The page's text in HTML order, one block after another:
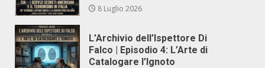
8 Luglio 2026
L’Archivio dell’Ispettore Di
Falco | Episodio 4: L’Arte di
Catalogare l’Ignoto